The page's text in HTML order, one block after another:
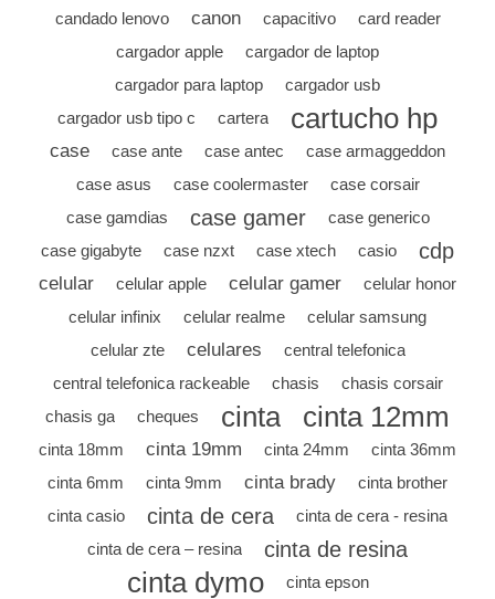
candado lenovo
canon capacitivo
card reader
cargador apple
cargador de laptop
cargador para laptop
cargador usb
cargador usb tipo c
cartera cartucho hp
case case ante case antec
case armaggeddon
case asus
case coolermaster
case corsair
case gamdias
case gamer
case generico
case gigabyte
case nzxt case xtech casio cdp
celular celular apple celular gamer
celular honor
celular infinix
celular realme
celular samsung
celular zte
celulares
central telefonica
central telefonica rackeable
chasis
chasis corsair
chasis ga
cheques cinta cinta 12mm
cinta 18mm cinta 19mm cinta 24mm
cinta 36mm
cinta 6mm
cinta 9mm cinta brady
cinta brother
cinta casio
cinta de cera
cinta de cera - resina
cinta de cera – resina
cinta de resina
cinta dymo cinta epson